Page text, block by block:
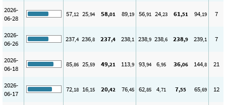
2026-
06-28
57,12 25,94 58,01 89,19 56,91 24,23 61,51 94,19 7
2026-
06-26
237,4 236,8 237,4 238,1 238,9 238,6 238,9 239,1 7
2026-
06-18
85,86 25,59 49,21 113,9 93,94 6,95 36,06 144,8 21
2026-
06-17
72,18 16,15 20,42 76,45 62,85 4,71 7,55 65,69 12